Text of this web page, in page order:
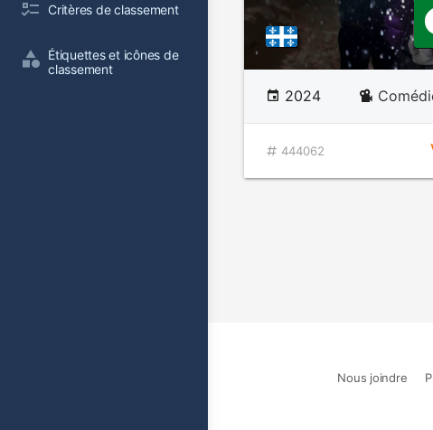
Critères de classement
Étiquettes et icônes de
classement
2024
444062
Nous joindre